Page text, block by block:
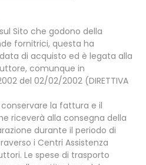
Sito che godono della
fornitrici, questa ha
di acquisto ed è legata alla
comunque in
del 02/02/2002 (DIRETTIVA
la fattura e il
riceverà alla consegna della
durante il periodo di
i Centri Assistenza
Le spese di trasporto